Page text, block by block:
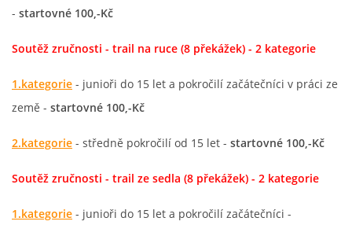
- startovné 100,-Kč
Soutěž zručnosti - trail na ruce (8 překážek) - 2 kategorie
1.kategorie - junioři do 15 let a pokročilí začátečníci v práci ze
země - startovné 100,-Kč
2.kategorie - středně pokročilí od 15 let - startovné 100,-Kč
Soutěž zručnosti - trail ze sedla (8 překážek) - 2 kategorie
1.kategorie - junioři do 15 let a pokročilí začátečníci -